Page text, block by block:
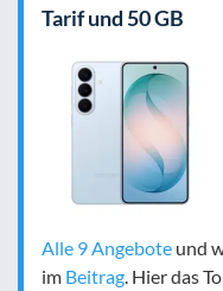
Tarif und 50 GB
Alle 9 Angebote und
im Beitrag . Hier das